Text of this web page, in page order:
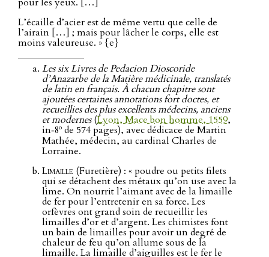
L’écaille d’acier est de même vertu que celle de
l’airain […] ; mais pour lâcher le corps, elle est
moins valeureuse. » {e}
Les six Livres de Pedacion Dioscoride
d’Anazarbe de la Matière médicinale, translatés
de latin en français. À chacun chapitre sont
ajoutées certaines annotations fort doctes, et
recueillies des plus excellents médecins, anciens
et modernes(Lyon, Mace bon homme, 1559,
in‑8o de 574 pages), avec dédicace de Martin
Mathée, médecin, au cardinal Charles de
Lorraine.
Limaille (Furetière) : « poudre ou petits filets
qui se détachent des métaux qu’on use avec la
lime. On nourrit l’aimant avec de la limaille
de fer pour l’entretenir en sa force. Les
orfèvres ont grand soin de recueillir les
limailles d’or et d’argent. Les chimistes font
un bain de limailles pour avoir un degré de
chaleur de feu qu’on allume sous de la
limaille. La limaille d’aiguilles est le fer le